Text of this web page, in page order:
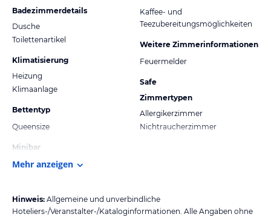
Badezimmerdetails
Dusche
Toilettenartikel
Klimatisierung
Heizung
Klimaanlage
Bettentyp
Queensize
Minibar
Kaffee- und
Teezubereitungsmöglichkeiten
Weitere Zimmerinformationen
Feuermelder
Safe
Zimmertypen
Allergikerzimmer
Nichtraucherzimmer
Mehr anzeigen
Hinweis: Allgemeine und unverbindliche
Hoteliers-/Veranstalter-/Kataloginformationen. Alle Angaben ohne